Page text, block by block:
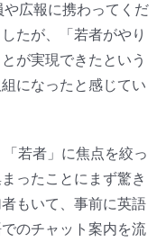
広報に携わってくだ
たが、「若者がやり
が実現できたという
になったと感じてい
若者」に焦点を絞っ
ったことにまず驚き
もいて、事前に英語
のチャット案内を流